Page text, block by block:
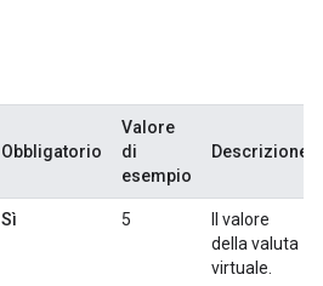
Obbligatorio
Valore
di
esempio
Descrizione
Sì 5
Il valore
della valuta
virtuale.